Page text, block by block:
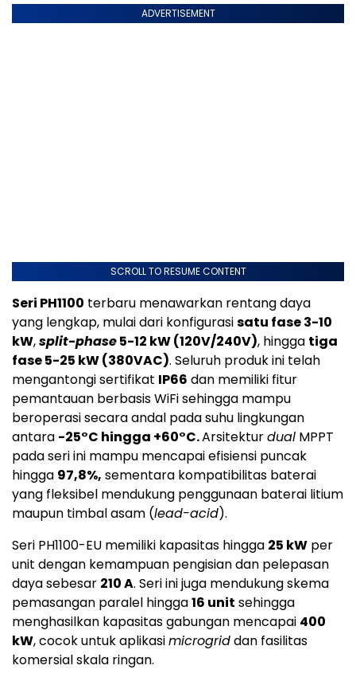
ADVERTISEMENT
SCROLL TO RESUME CONTENT
Seri PH1100 terbaru menawarkan rentang daya
yang lengkap, mulai dari konfigurasisatu fase 3-10
kW,split-phase5-12 kW (120V/240V), hingga tiga
fase 5-25 kW (380VAC). Seluruh produk ini telah
mengantongi sertifikat IP66 dan memiliki fitur
pemantauan berbasis WiFi sehingga mampu
beroperasi secara andal pada suhu lingkungan
antara -25°C hingga +60°C.Arsitekturdual MPPT
pada seri ini mampu mencapai efisiensi puncak
hingga 97,8%, sementara kompatibilitas baterai
yang fleksibel mendukung penggunaan baterai litium
maupun timbal asam (lead-acid).
Seri PH1100-EU memiliki kapasitas hingga 25 kW per
unit dengan kemampuan pengisian dan pelepasan
daya sebesar 210 A. Seri ini juga mendukung skema
pemasangan paralel hingga16 unit sehingga
menghasilkan kapasitas gabungan mencapai 400
kW, cocok untuk aplikasimicrogriddan fasilitas
komersial skala ringan.